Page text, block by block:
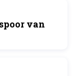
van